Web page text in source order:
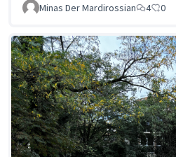
Minas Der Mardirossian 4 0